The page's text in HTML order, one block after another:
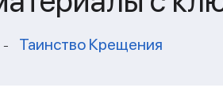
- Таинство Крещения